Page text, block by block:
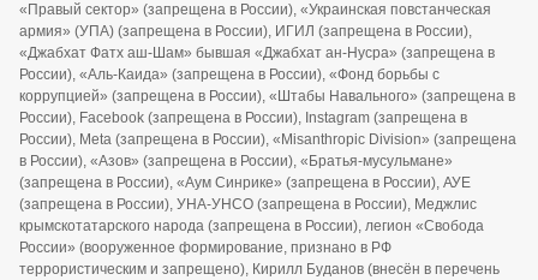
«Правый сектор» (запрещена в России), «Украинская повстанческая
армия» (УПА) (запрещена в России), ИГИЛ (запрещена в России),
«Джабхат Фатх аш-Шам» бывшая «Джабхат ан-Нусра» (запрещена в
России), «Аль-Каида» (запрещена в России), «Фонд борьбы с
коррупцией» (запрещена в России), «Штабы Навального» (запрещена в
России), Facebook (запрещена в России), Instagram (запрещена в
России), Meta (запрещена в России), «Misanthropic Division» (запрещена
в России), «Азов» (запрещена в России), «Братья-мусульмане»
(запрещена в России), «Аум Синрике» (запрещена в России), АУЕ
(запрещена в России), УНА-УНСО (запрещена в России), Меджлис
крымскотатарского народа (запрещена в России), легион «Свобода
России» (вооруженное формирование, признано в РФ
террористическим и запрещено), Кирилл Буданов (внесён в перечень